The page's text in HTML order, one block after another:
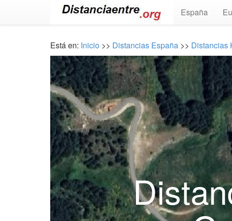
España
Está en: Inicio >> Distancias España >> Distancias